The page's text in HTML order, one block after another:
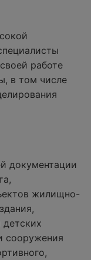
работе
в том числе
документации
жилищно-
сооружения